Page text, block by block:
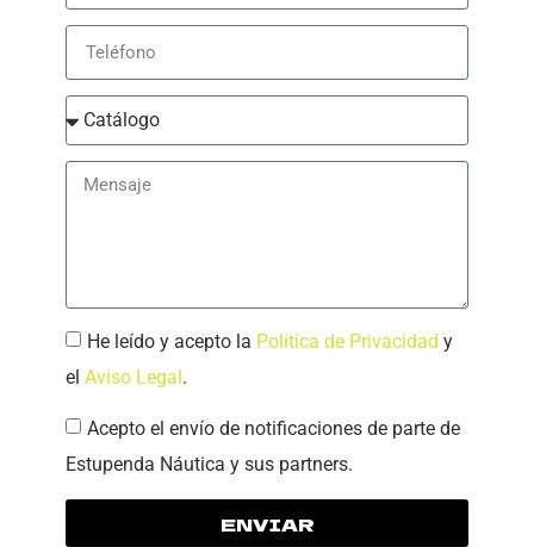
He leído y acepto la Política de Privacidad y
el Aviso Legal.
Acepto el envío de notificaciones de parte de
Estupenda Náutica y sus partners.
ENVIAR